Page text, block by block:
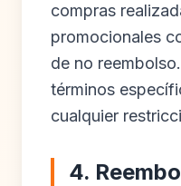
compras
promocionales
de no
términos
cualquier
4.